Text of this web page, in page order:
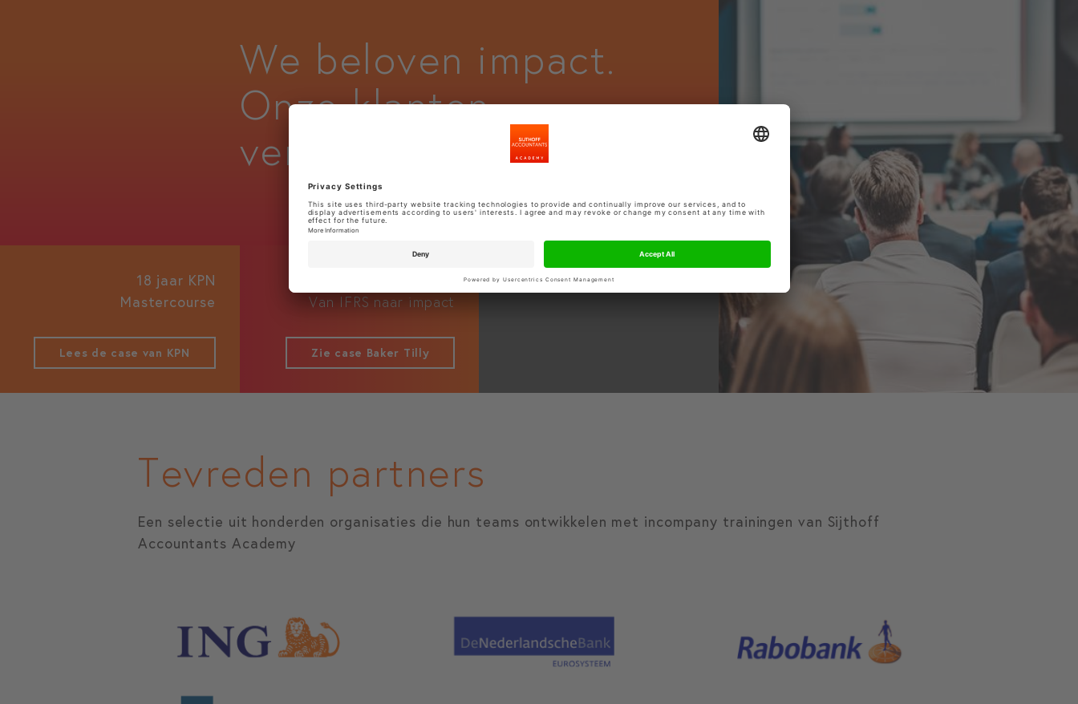
We beloven impact.
Onze klanten
vertellen het verhaal.
18 jaar KPN
Mastercourse
Lees de case van KPN
Van IFRS naar impact
Zie case Baker Tilly
Tevreden partners
Een selectie uit honderden organisaties die hun teams ontwikkelen met incompany trainingen van Sijthoff
Accountants Academy